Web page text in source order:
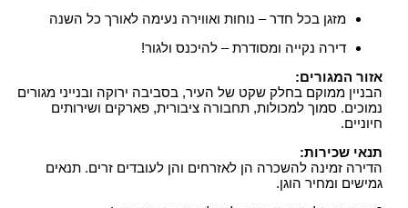
מזגן בכל חדר – נוחות ואווירה נעימה לאורך כל השנה
דירה נקייה ומסודרת – להיכנס ולגור!
אזור המגורים:
הבניין ממוקם בחלק שקט של העיר, בסביבה ירוקה ובנייני מגורים
נמוכים. סמוך למכולות, תחבורה ציבורית, פארקים ושירותים
חיוניים.
תנאי שכירות:
הדירה זמינה להשכרה הן לאזרחים והן לעובדים זרים. תנאים
גמישים ומחיר הוגן.